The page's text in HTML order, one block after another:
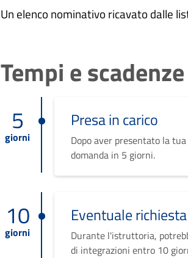
Un elenco nominativo ricavato dalle
Tempi e scadenze
5
giorni
Presa in carico
Dopo aver presentato la
domanda in 5 giorni.
10
giorni
Eventuale
Durante l'istruttoria,
di integrazioni entro 10